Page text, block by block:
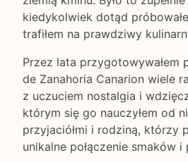
kiedykolwiek dotąd
trafiłem na prawdziwy
Przez lata przygotowywałem
de Zanahoria Canarion wiele
z uczuciem nostalgia i
którym się go nauczyłem od
przyjaciółmi i rodziną, którzy
unikalne połączenie smaków